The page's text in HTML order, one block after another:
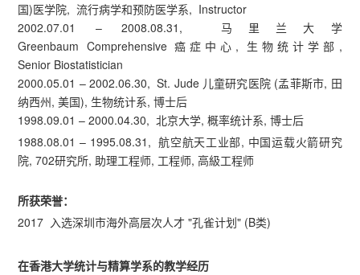
国)医学院, 流行病学和预防医学系, Instructor
2002.07.01 – 2008.08.31, 马里兰大学
Greenbaum Comprehensive 癌症中心, 生物统计学部,
Senior Biostatistician
2000.05.01 – 2002.06.30, St. Jude 儿童研究医院 (孟菲斯市, 田
纳西州, 美国), 生物统计系, 博士后
1998.09.01 – 2000.04.30, 北京大学, 概率统计系, 博士后
1988.08.01 – 1995.08.31, 航空航天工业部, 中国运载火箭研究
院, 702研究所, 助理工程师, 工程师, 高級工程师
所获荣誉：
2017 入选深圳市海外高层次人才 "孔雀计划" (B类)
在香港大学统计与精算学系的教学经历